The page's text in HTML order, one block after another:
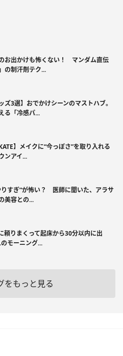
お出かけも怖くない！ マンダム直伝
の制汗剤テク...
ズ3選】おでかけシーンのマストハブ。
る「冷感パ...
】メイクに“今っぽさ”を取り入れる
ンアイ...
りすぎ”が怖い？ 医師に聞いた、アラサ
美容との...
頼りまくって起床から30分以内に出
モーニング...
をもっと見る